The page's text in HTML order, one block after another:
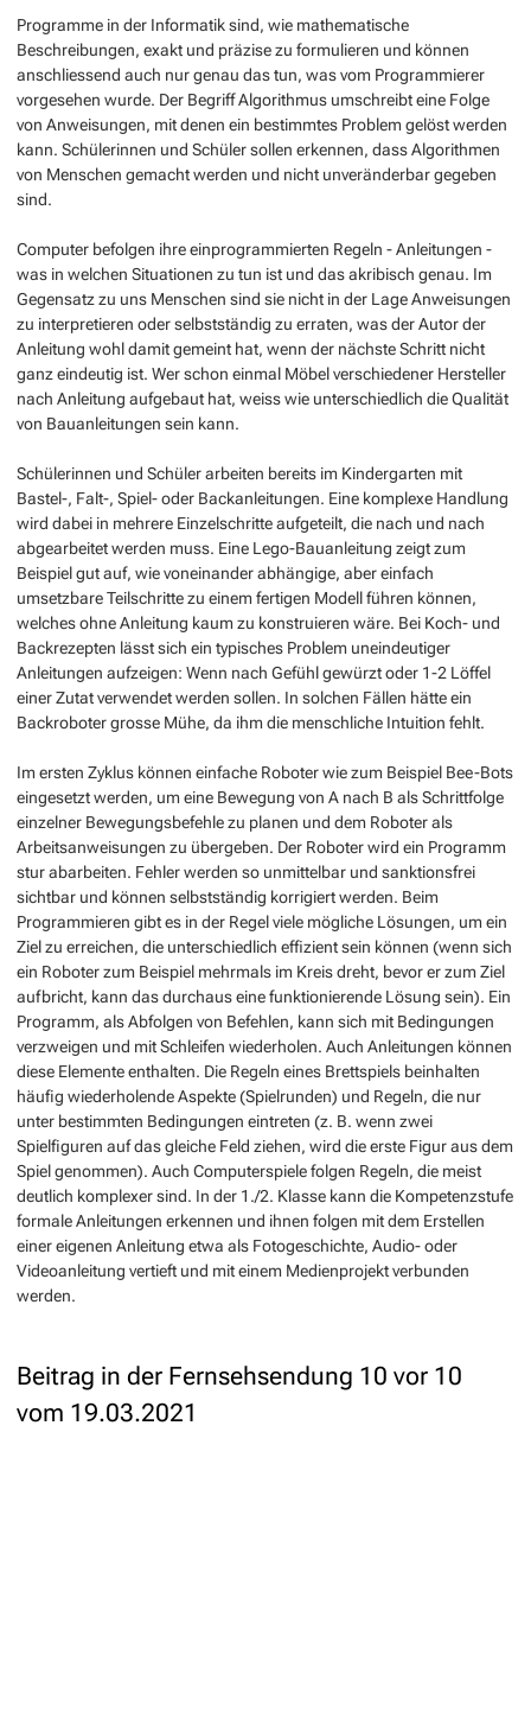
Programme in der Informatik sind, wie mathematische
Beschreibungen, exakt und präzise zu formulieren und können
anschliessend auch nur genau das tun, was vom Programmierer
vorgesehen wurde. Der Begriff Algorithmus umschreibt eine Folge
von Anweisungen, mit denen ein bestimmtes Problem gelöst werden
kann. Schülerinnen und Schüler sollen erkennen, dass Algorithmen
von Menschen gemacht werden und nicht unveränderbar gegeben
sind.
Computer befolgen ihre einprogrammierten Regeln - Anleitungen -
was in welchen Situationen zu tun ist und das akribisch genau. Im
Gegensatz zu uns Menschen sind sie nicht in der Lage Anweisungen
zu interpretieren oder selbstständig zu erraten, was der Autor der
Anleitung wohl damit gemeint hat, wenn der nächste Schritt nicht
ganz eindeutig ist. Wer schon einmal Möbel verschiedener Hersteller
nach Anleitung aufgebaut hat, weiss wie unterschiedlich die Qualität
von Bauanleitungen sein kann.
Schülerinnen und Schüler arbeiten bereits im Kindergarten mit
Bastel-, Falt-, Spiel- oder Backanleitungen. Eine komplexe Handlung
wird dabei in mehrere Einzelschritte aufgeteilt, die nach und nach
abgearbeitet werden muss. Eine Lego-Bauanleitung zeigt zum
Beispiel gut auf, wie voneinander abhängige, aber einfach
umsetzbare Teilschritte zu einem fertigen Modell führen können,
welches ohne Anleitung kaum zu konstruieren wäre. Bei Koch- und
Backrezepten lässt sich ein typisches Problem uneindeutiger
Anleitungen aufzeigen: Wenn nach Gefühl gewürzt oder 1-2 Löffel
einer Zutat verwendet werden sollen. In solchen Fällen hätte ein
Backroboter grosse Mühe, da ihm die menschliche Intuition fehlt.
Im ersten Zyklus können einfache Roboter wie zum Beispiel Bee-Bots
eingesetzt werden, um eine Bewegung von A nach B als Schrittfolge
einzelner Bewegungsbefehle zu planen und dem Roboter als
Arbeitsanweisungen zu übergeben. Der Roboter wird ein Programm
stur abarbeiten. Fehler werden so unmittelbar und sanktionsfrei
sichtbar und können selbstständig korrigiert werden. Beim
Programmieren gibt es in der Regel viele mögliche Lösungen, um ein
Ziel zu erreichen, die unterschiedlich effizient sein können (wenn sich
ein Roboter zum Beispiel mehrmals im Kreis dreht, bevor er zum Ziel
aufbricht, kann das durchaus eine funktionierende Lösung sein). Ein
Programm, als Abfolgen von Befehlen, kann sich mit Bedingungen
verzweigen und mit Schleifen wiederholen. Auch Anleitungen können
diese Elemente enthalten. Die Regeln eines Brettspiels beinhalten
häufig wiederholende Aspekte (Spielrunden) und Regeln, die nur
unter bestimmten Bedingungen eintreten (z. B. wenn zwei
Spielfiguren auf das gleiche Feld ziehen, wird die erste Figur aus dem
Spiel genommen). Auch Computerspiele folgen Regeln, die meist
deutlich komplexer sind. In der 1./2. Klasse kann die Kompetenzstufe
formale Anleitungen erkennen und ihnen folgen mit dem Erstellen
einer eigenen Anleitung etwa als Fotogeschichte, Audio- oder
Videoanleitung vertieft und mit einem Medienprojekt verbunden
werden.
Beitrag in der Fernsehsendung 10 vor 10
vom 19.03.2021